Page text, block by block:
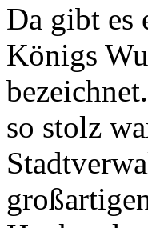
Da gibt es
Königs
so stolz